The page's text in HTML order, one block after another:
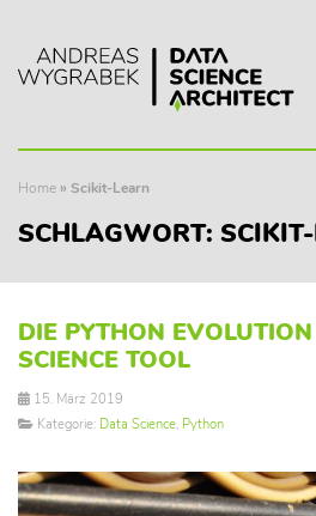
Home » Scikit-Learn
SCHLAGWORT:
DIE PYTHON
SCIENCE TOOL
15. März 2019
Kategorie: Data Science, Python